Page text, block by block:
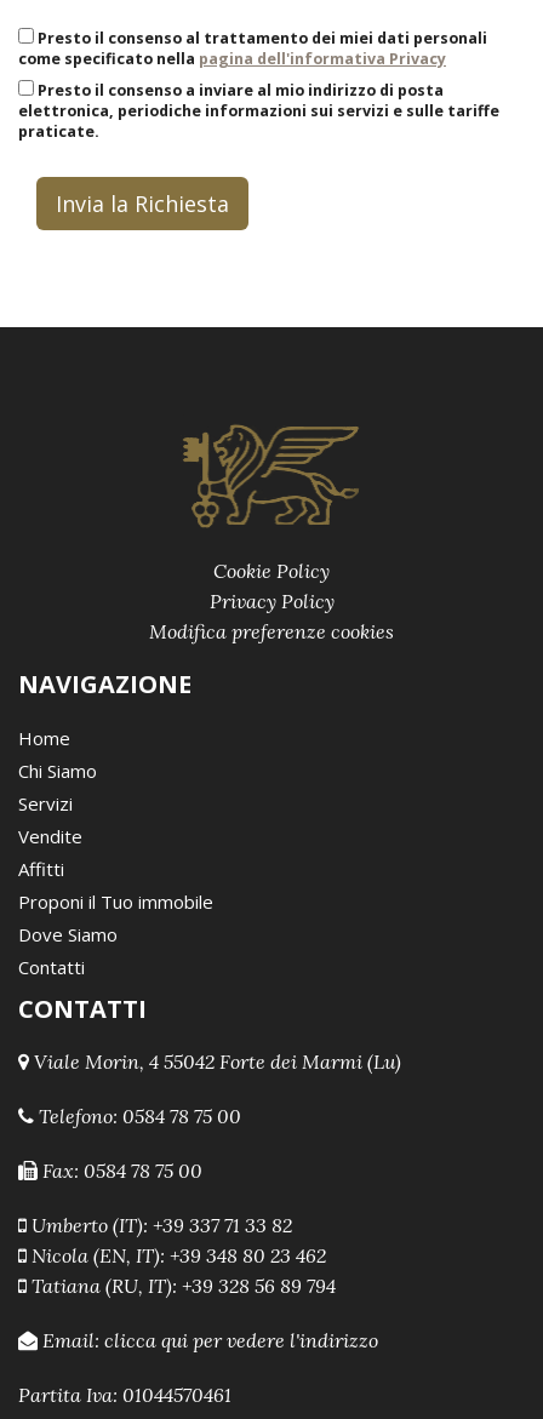
Presto il consenso al trattamento dei miei dati personali
come specificato nella pagina dell'informativa Privacy
Presto il consenso a inviare al mio indirizzo di posta
elettronica, periodiche informazioni sui servizi e sulle tariffe
praticate.
Invia la Richiesta
Cookie Policy
Privacy Policy
Modifica preferenze cookies
NAVIGAZIONE
Home
Chi Siamo
Servizi
Vendite
Affitti
Proponi il Tuo immobile
Dove Siamo
Contatti
CONTATTI
Viale Morin, 4 55042 Forte dei Marmi (Lu)
Telefono: 0584 78 75 00
Fax: 0584 78 75 00
Umberto (IT): +39 337 71 33 82
Nicola (EN, IT): +39 348 80 23 462
Tatiana (RU, IT): +39 328 56 89 794
Email: clicca qui per vedere l'indirizzo
Partita Iva: 01044570461